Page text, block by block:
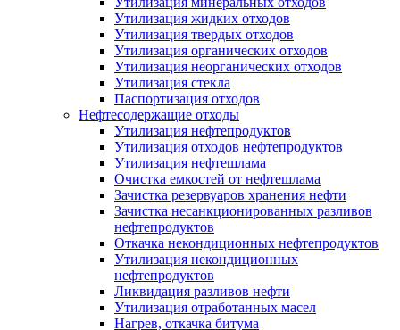
Утилизация жидких отходов
Утилизация твердых отходов
Утилизация органических отходов
Утилизация неорганических отходов
Утилизация стекла
Паспортизация отходов
Нефтесодержащие отходы
Утилизация нефтепродуктов
Утилизация отходов нефтепродуктов
Утилизация нефтешлама
Очистка емкостей от нефтешлама
Зачистка резервуаров хранения нефти
Зачистка несанкционированных разливов
нефтепродуктов
Откачка некондиционных нефтепродуктов
Утилизация некондиционных
нефтепродуктов
Ликвидация разливов нефти
Утилизация отработанных масел
Нагрев, откачка битума